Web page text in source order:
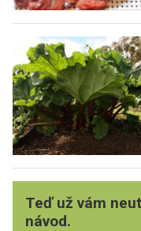
Teď už vám
návod.